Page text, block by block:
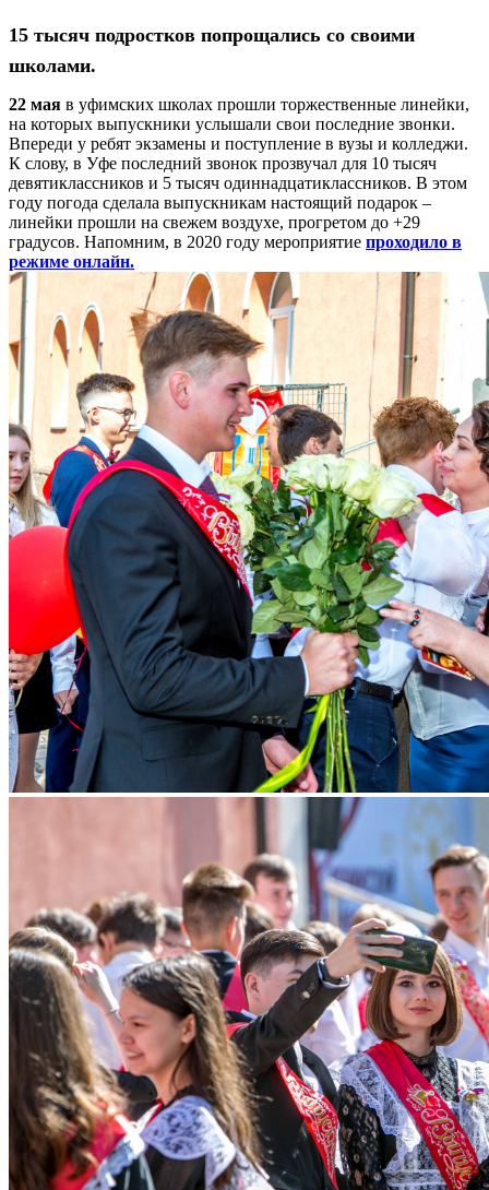
15 тысяч подростков попрощались со своими
школами.
22 мая в уфимских школах прошли торжественные линейки,
на которых выпускники услышали свои последние звонки.
Впереди у ребят экзамены и поступление в вузы и колледжи.
К слову, в Уфе последний звонок прозвучал для 10 тысяч
девятиклассников и 5 тысяч одиннадцатиклассников. В этом
году погода сделала выпускникам настоящий подарок –
линейки прошли на свежем воздухе, прогретом до +29
градусов. Напомним, в 2020 году мероприятие проходило в
режиме онлайн.